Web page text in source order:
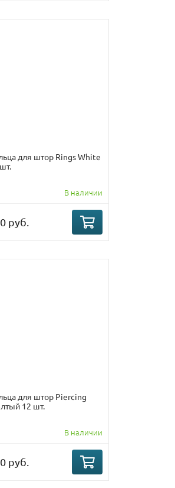
для штор Rings White
В наличии
руб.
для штор Piercing
12 шт.
В наличии
руб.